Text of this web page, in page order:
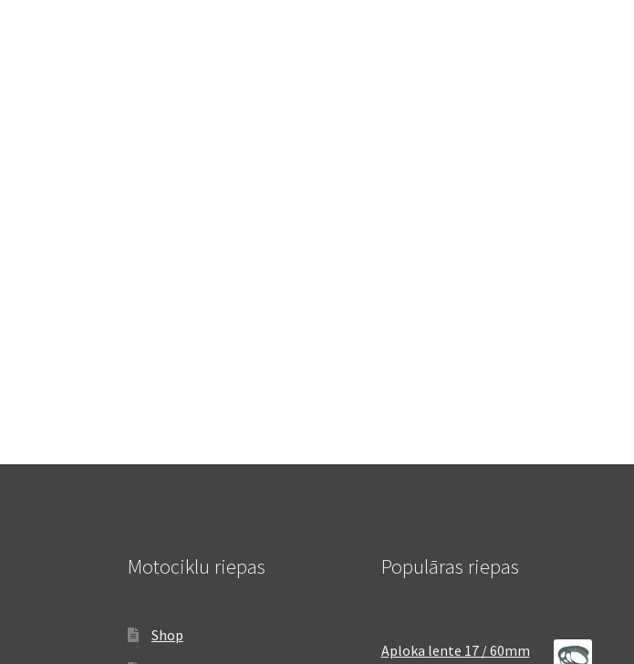
Motociklu riepas
Shop
Populāras riepas
Aploka lente 17 / 60mm